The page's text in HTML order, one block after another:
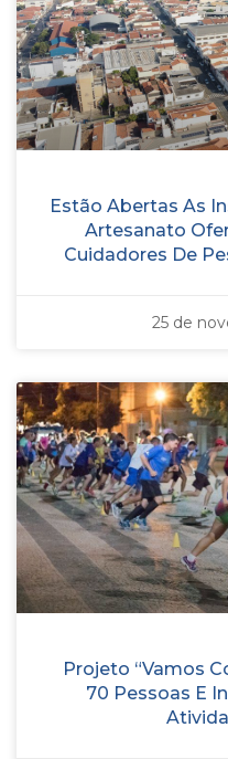
Estão Abertas As
Artesanato
Cuidadores De
25 de
Projeto “Vamos
70 Pessoas E